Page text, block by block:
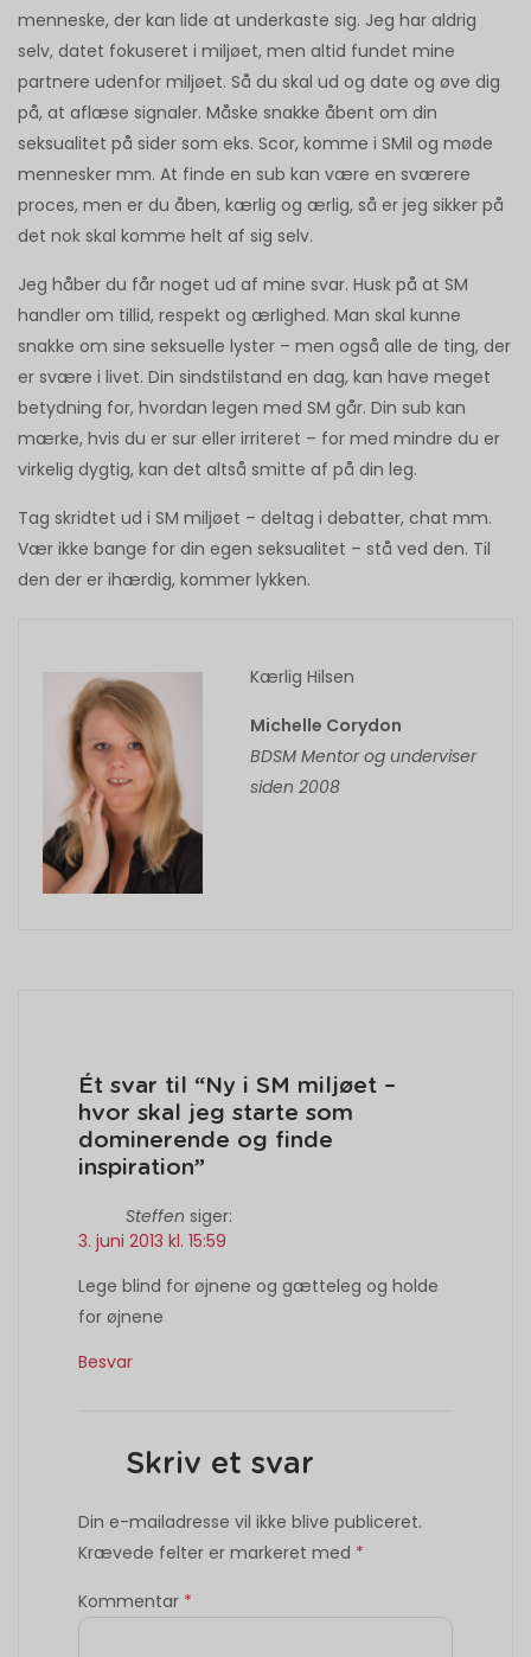
menneske, der kan lide at underkaste sig. Jeg har aldrig
selv, datet fokuseret i miljøet, men altid fundet mine
partnere udenfor miljøet. Så du skal ud og date og øve dig
på, at aflæse signaler. Måske snakke åbent om din
seksualitet på sider som eks. Scor, komme i SMil og møde
mennesker mm. At finde en sub kan være en sværere
proces, men er du åben, kærlig og ærlig, så er jeg sikker på
det nok skal komme helt af sig selv.
Jeg håber du får noget ud af mine svar. Husk på at SM
handler om tillid, respekt og ærlighed. Man skal kunne
snakke om sine seksuelle lyster – men også alle de ting, der
er svære i livet. Din sindstilstand en dag, kan have meget
betydning for, hvordan legen med SM går. Din sub kan
mærke, hvis du er sur eller irriteret – for med mindre du er
virkelig dygtig, kan det altså smitte af på din leg.
Tag skridtet ud i SM miljøet – deltag i debatter, chat mm.
Vær ikke bange for din egen seksualitet – stå ved den. Til
den der er ihærdig, kommer lykken.
Kærlig Hilsen
Michelle Corydon
BDSM Mentor og underviser
siden 2008
Ét svar til “Ny i SM miljøet –
hvor skal jeg starte som
dominerende og finde
inspiration”
Steffen siger:
3. juni 2013 kl. 15:59
Lege blind for øjnene og gætteleg og holde
for øjnene
Besvar
Skriv et svar
Din e-mailadresse vil ikke blive publiceret.
Krævede felter er markeret med *
Kommentar *